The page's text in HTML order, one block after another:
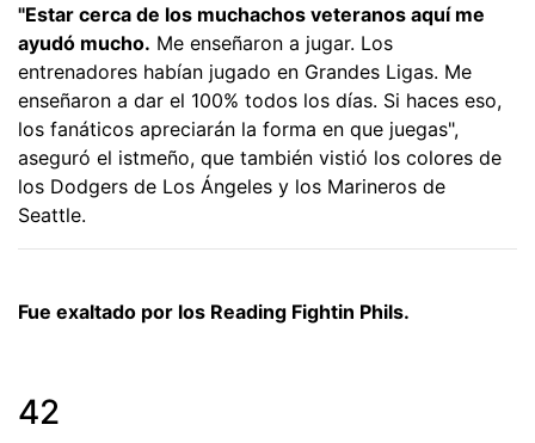
"Estar cerca de los muchachos veteranos aquí me
ayudó mucho. Me enseñaron a jugar. Los
entrenadores habían jugado en Grandes Ligas. Me
enseñaron a dar el 100% todos los días. Si haces eso,
los fanáticos apreciarán la forma en que juegas",
aseguró el istmeño, que también vistió los colores de
los Dodgers de Los Ángeles y los Marineros de
Seattle.
Fue exaltado por los Reading Fightin Phils.
42